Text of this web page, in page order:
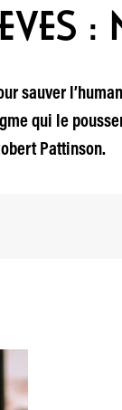
:
sauver
qui le
Pattinson.